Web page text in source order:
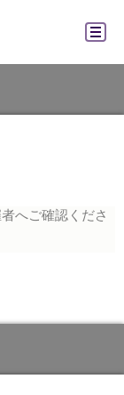
ウィステリアホ
へご確認くださ